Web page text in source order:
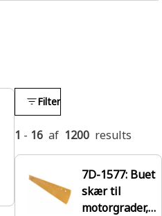
Filter
1 - 16 af 1200 results
7D-1577: Buet
skær til
motorgrader,